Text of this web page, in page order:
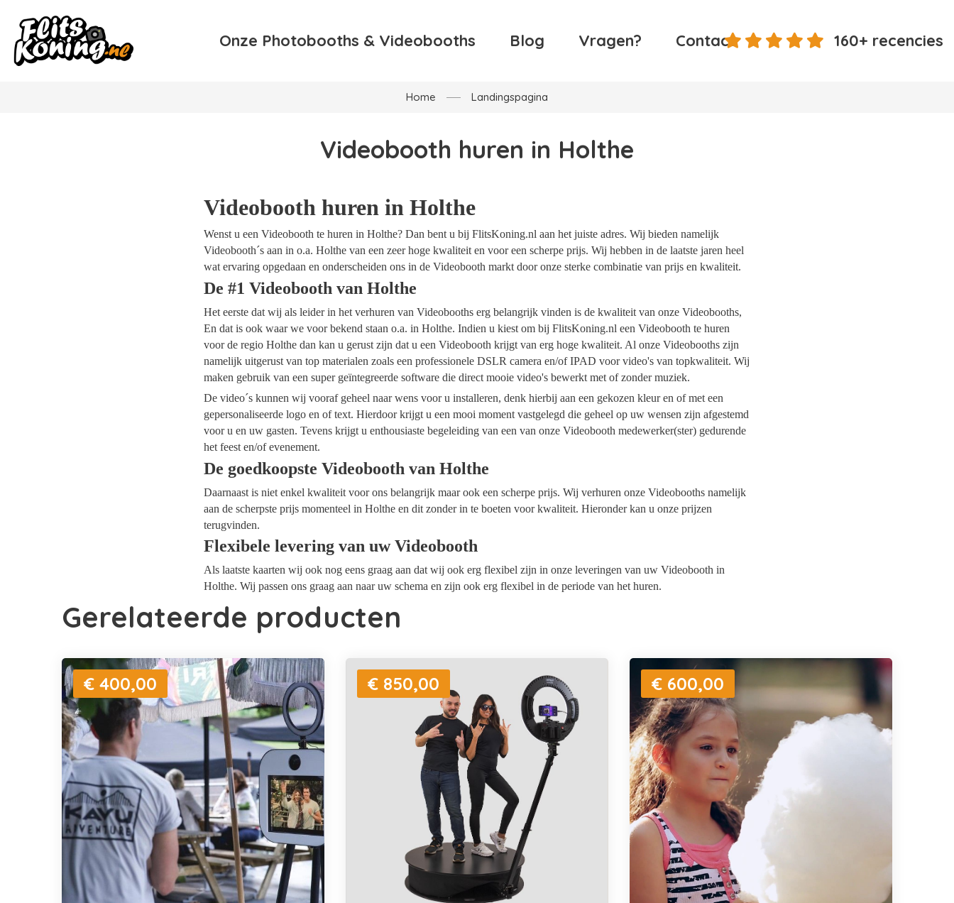
Onze Photobooths & Videobooths Blog Vragen? Contact 160+ recencies
Home Landingspagina
Videobooth huren in Holthe
Videobooth huren in Holthe
Wenst u een Videobooth te huren in Holthe? Dan bent u bij FlitsKoning.nl aan het juiste adres. Wij bieden namelijk
Videobooth´s aan in o.a. Holthe van een zeer hoge kwaliteit en voor een scherpe prijs. Wij hebben in de laatste jaren heel
wat ervaring opgedaan en onderscheiden ons in de Videobooth markt door onze sterke combinatie van prijs en kwaliteit.
De #1 Videobooth van Holthe
Het eerste dat wij als leider in het verhuren van Videobooths erg belangrijk vinden is de kwaliteit van onze Videobooths,
En dat is ook waar we voor bekend staan o.a. in Holthe. Indien u kiest om bij FlitsKoning.nl een Videobooth te huren
voor de regio Holthe dan kan u gerust zijn dat u een Videobooth krijgt van erg hoge kwaliteit. Al onze Videobooths zijn
namelijk uitgerust van top materialen zoals een professionele DSLR camera en/of IPAD voor video's van topkwaliteit. Wij
maken gebruik van een super geïntegreerde software die direct mooie video's bewerkt met of zonder muziek.
De video´s kunnen wij vooraf geheel naar wens voor u installeren, denk hierbij aan een gekozen kleur en of met een
gepersonaliseerde logo en of text. Hierdoor krijgt u een mooi moment vastgelegd die geheel op uw wensen zijn afgestemd
voor u en uw gasten. Tevens krijgt u enthousiaste begeleiding van een van onze Videobooth medewerker(ster) gedurende
het feest en/of evenement.
De goedkoopste Videobooth van Holthe
Daarnaast is niet enkel kwaliteit voor ons belangrijk maar ook een scherpe prijs. Wij verhuren onze Videobooths namelijk
aan de scherpste prijs momenteel in Holthe en dit zonder in te boeten voor kwaliteit. Hieronder kan u onze prijzen
terugvinden.
Flexibele levering van uw Videobooth
Als laatste kaarten wij ook nog eens graag aan dat wij ook erg flexibel zijn in onze leveringen van uw Videobooth in
Holthe. Wij passen ons graag aan naar uw schema en zijn ook erg flexibel in de periode van het huren.
Gerelateerde producten
€ 400,00 € 850,00 € 600,00